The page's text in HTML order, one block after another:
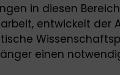
in diesen
ent­wickelt der
einen